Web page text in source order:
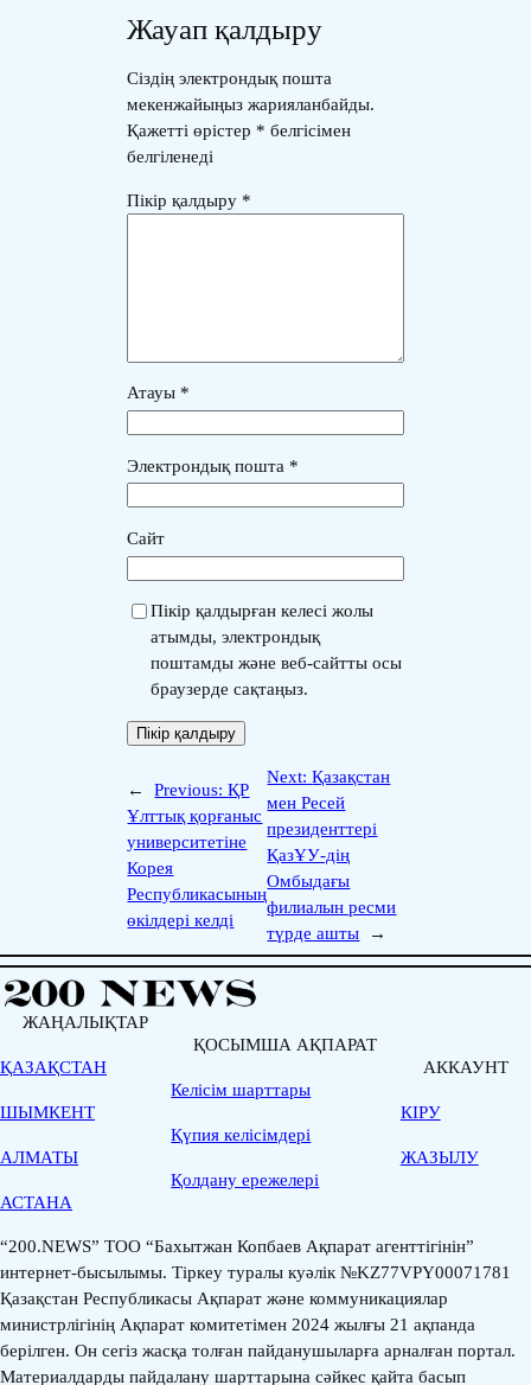
Жауап қалдыру
Сіздің электрондық пошта
мекенжайыңыз жарияланбайды.
Қажетті өрістер * белгісімен
белгіленеді
Пікір қалдыру *
Атауы *
Электрондық пошта *
Сайт
Пікір қалдырған келесі жолы
атымды, электрондық
поштамды және веб-сайтты осы
браузерде сақтаңыз.
← Previous:ҚР
Ұлттық қорғаныс
университетіне
Корея
Республикасының
өкілдері келді
Next:Қазақстан
мен Ресей
президенттері
ҚазҰУ-дің
Омбыдағы
филиалын ресми
түрде ашты
→
ЖАҢАЛЫҚТАР
ҚАЗАҚСТАН
ШЫМКЕНТ
АЛМАТЫ
АСТАНА
ҚОСЫМША АҚПАРАТ
Келісім шарттары
Қүпия келісімдері
Қолдану ережелері
АККАУНТ
КІРУ
ЖАЗЫЛУ
“200.NEWS” ТОО “Бахытжан Копбаев Ақпарат агенттігінін”
интернет-бысылымы. Тіркеу туралы куәлік №KZ77VPY00071781
Қазақстан Республикасы Ақпарат және коммуникациялар
министрлігінің Ақпарат комитетімен 2024 жылғы 21 ақпанда
берілген. Он сегіз жасқа толған пайданушыларға арналған портал.
Материалдарды пайдалану шарттарына сәйкес қайта басып